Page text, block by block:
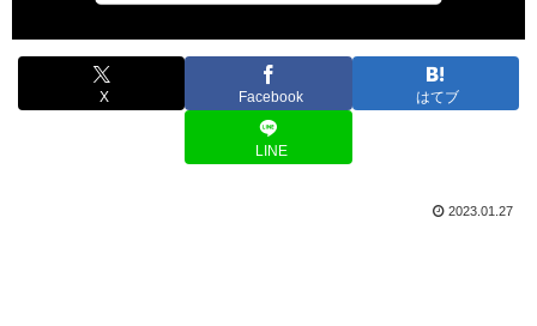
X Facebook はてブ
LINE
2023.01.27